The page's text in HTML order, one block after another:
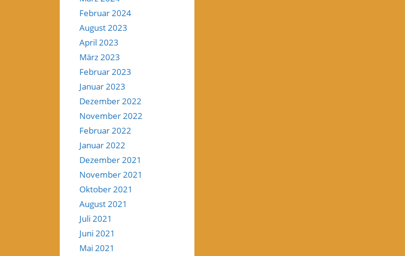
Februar 2024
August 2023
April 2023
März 2023
Februar 2023
Januar 2023
Dezember 2022
November 2022
Februar 2022
Januar 2022
Dezember 2021
November 2021
Oktober 2021
August 2021
Juli 2021
Juni 2021
Mai 2021